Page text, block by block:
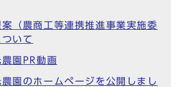
（農商工等連携推進事業実施委
いて
園PR動画
園のホームページを公開しまし